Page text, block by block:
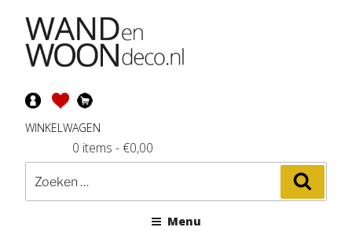
inhoud
WINKELWAGEN
-€0,00
0 items
Zoeken
naar:
Menu